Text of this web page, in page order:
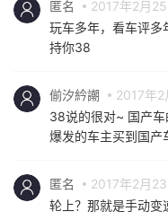
匿名
2017年2月
玩车多年，看车评
持你38
偂汐紟謿
2017年
38说的很对~ 国产
爆发的车主买到国产
匿名
2017年2月
轮上？那就是手动变